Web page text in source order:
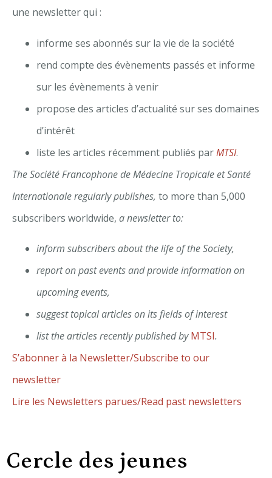
une newsletter qui :
informe ses abonnés sur la vie de la société
rend compte des évènements passés et informe
sur les évènements à venir
propose des articles d’actualité sur ses domaines
d’intérêt
liste les articles récemment publiés parMTSI.
The Société Francophone de Médecine Tropicale et Santé
Internationale regularly publishes, to more than 5,000
subscribers worldwide, a newsletter to:
inform subscribers about the life of the Society,
report on past events and provide information on
upcoming events,
suggest topical articles on its fields of interest
list the articles recently published byMTSI.
S’abonner à la Newsletter/Subscribe to our
newsletter
Lire les Newsletters parues/Read past newsletters
Cercle des jeunes